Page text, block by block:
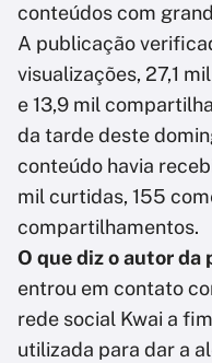
conteúdos com
A publicação
visualizações, 27,1
e 13,9 mil
da tarde deste
conteúdo havia
mil curtidas, 155
compartilhamentos.
O que diz o autor da
entrou em contato
rede social Kwai a
utilizada para dar a